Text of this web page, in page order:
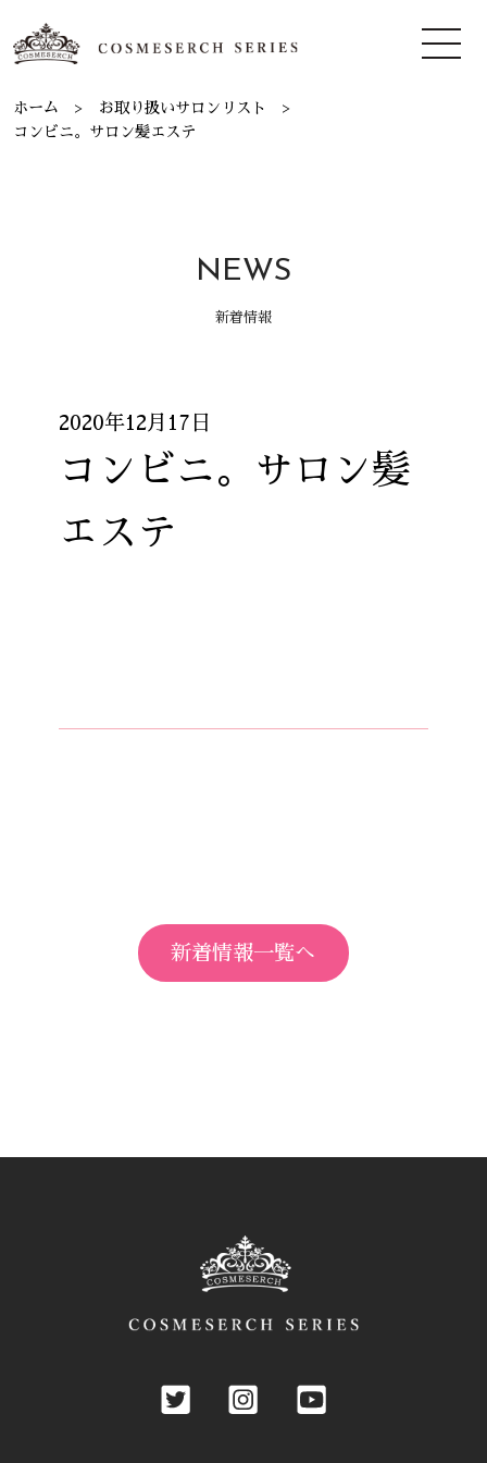
ホーム
お取り扱いサロンリスト
コンビニ。サロン髪エステ
NEWS
新着情報
2020年12月17日
コンビニ。サロン髪
エステ
新着情報一覧へ